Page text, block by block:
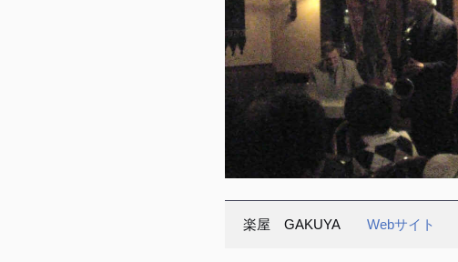
楽屋 GAKUYA Webサイト